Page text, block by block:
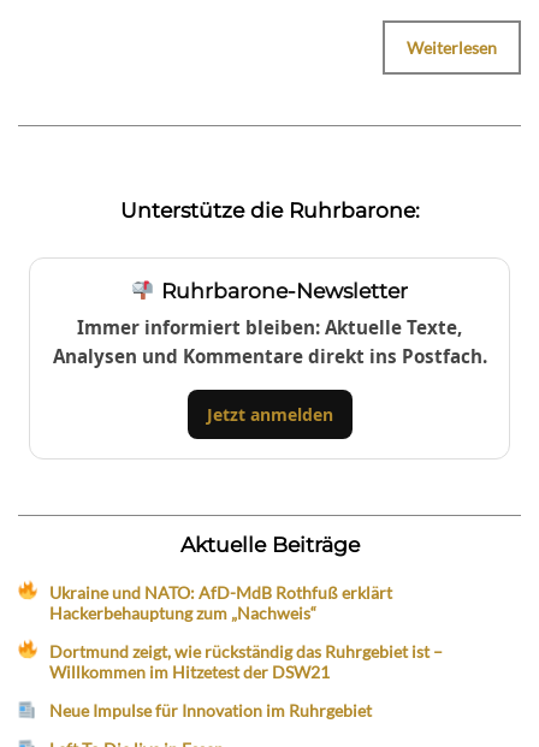
Weiterlesen
Unterstütze die Ruhrbarone:
Ruhrbarone-Newsletter
Immer informiert bleiben: Aktuelle Texte,
Analysen und Kommentare direkt ins Postfach.
Jetzt anmelden
Aktuelle Beiträge
Ukraine und NATO: AfD-MdB Rothfuß erklärt
Hackerbehauptung zum „Nachweis“
Dortmund zeigt, wie rückständig das Ruhrgebiet ist –
Willkommen im Hitzetest der DSW21
Neue Impulse für Innovation im Ruhrgebiet